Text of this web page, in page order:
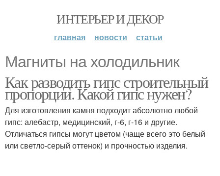
ИНТЕРЬЕР И ДЕКОР
главная новости статьи
Магниты на холодильник
Как разводить гипс строительный
пропорции. Какой гипс нужен?
Для изготовления камня подходит абсолютно любой
гипс: алебастр, медицинский, г-6, г-16 и другие.
Отличаться гипсы могут цветом (чаще всего это белый
или светло-серый оттенок) и прочностью изделия.